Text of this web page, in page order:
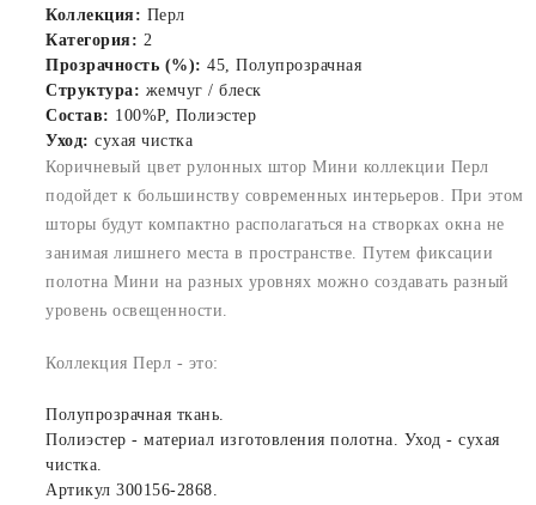
Коллекция: Перл
Категория: 2
Прозрачность (%): 45, Полупрозрачная
Структура: жемчуг / блеск
Состав: 100%P, Полиэстер
Уход: сухая чистка
Коричневый цвет рулонных штор Мини коллекции Перл
подойдет к большинству современных интерьеров. При этом
шторы будут компактно располагаться на створках окна не
занимая лишнего места в пространстве. Путем фиксации
полотна Мини на разных уровнях можно создавать разный
уровень освещенности.
Коллекция Перл - это:
Полупрозрачная ткань.
Полиэстер - материал изготовления полотна. Уход - сухая
чистка.
Артикул 300156-2868.